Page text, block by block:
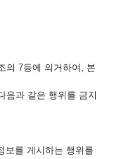
의 7등에 의거하여, 본
음과 같은 행위를 금지
보를 게시하는 행위를